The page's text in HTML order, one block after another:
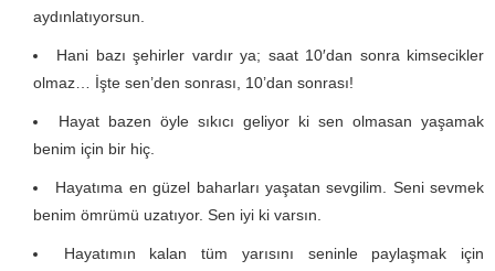
aydınlatıyorsun.
Hani bazı şehirler vardır ya; saat 10′dan sonra kimsecikler
olmaz… İşte sen’den sonrası, 10’dan sonrası!
Hayat bazen öyle sıkıcı geliyor ki sen olmasan yaşamak
benim için bir hiç.
Hayatıma en güzel baharları yaşatan sevgilim. Seni sevmek
benim ömrümü uzatıyor. Sen iyi ki varsın.
Hayatımın kalan tüm yarısını seninle paylaşmak için